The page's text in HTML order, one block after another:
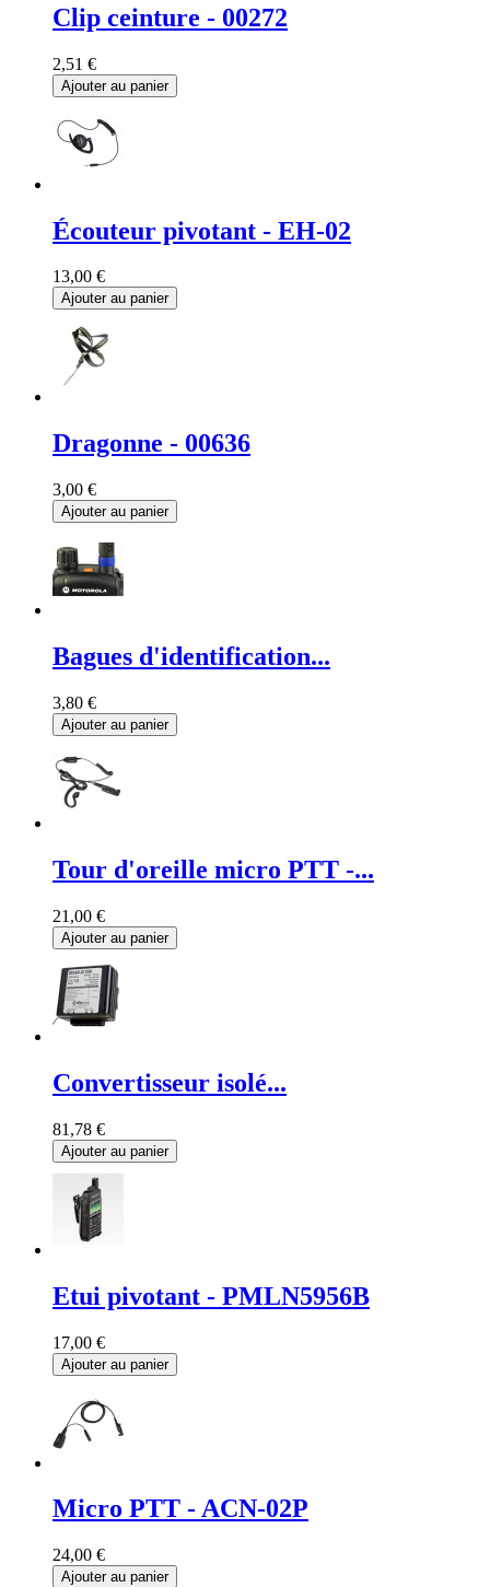
Clip ceinture - 00272
2,51 €
Ajouter au panier
Écouteur pivotant - EH-02
13,00 €
Ajouter au panier
Dragonne - 00636
3,00 €
Ajouter au panier
Bagues d'identification...
3,80 €
Ajouter au panier
Tour d'oreille micro PTT -...
21,00 €
Ajouter au panier
Convertisseur isolé...
81,78 €
Ajouter au panier
Etui pivotant - PMLN5956B
17,00 €
Ajouter au panier
Micro PTT - ACN-02P
24,00 €
Ajouter au panier